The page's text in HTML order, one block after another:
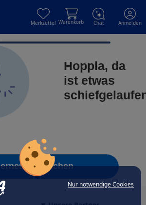
Nur notwendige Cookies
Merkzettel Warenkorb Chat Anmelden
Hoppla, da
ist etwas
erneut versuchen